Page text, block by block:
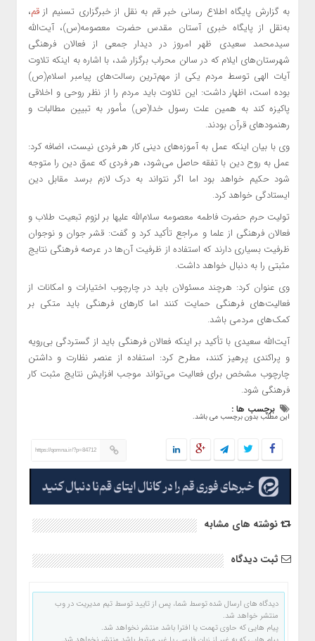
به گزارش پایگاه اطلاع رسانی خبر قم به نقل از خبرگزاری تسنیم ازقم،
به‌نقل از پایگاه خبری آستان مقدس حضرت معصومه(س)، آیت‌الله
سیدمحمد سعیدی ظهر امروز در دیدار جمعی از فعالان فرهنگی
شهرستان‌های ایلام که در سالن محراب برگزار شد، با اشاره به اینکه تلاوت
آیات الهی توسط مردم یکی از مهم‌ترین رسالت‌های پیامبر اسلام(ص)
بوده است، اظهار داشت: این تلاوت باید مردم را از نظر روحی و اخلاقی
پاکیزه کند به همین علت رسول خدا(ص) مأمور به تبیین مطالبات و
رهنمودهای قرآن بودند.
وی با بیان اینکه عمل به آموزه‌های دینی کار هر فردی نیست، اضافه کرد:
عمل به روح دین با تفقه حاصل می‌شود، هر فردی که عمق دین را متوجه
شود حکیم خواهد بود اما اگر نتواند به درک لازم برسد مقابل دین
ایستادگی خواهد کرد.
تولیت حرم حضرت فاطمه معصومه سلام‌الله علیها بر لزوم تبعیت طلاب و
فعالان فرهنگی از علما و مراجع تأکید کرد و گفت: قشر جوان و نوجوان
ظرفیت بسیاری دارند که استفاده از ظرفیت آن‌ها در عرصه فرهنگی نتایج
مثبتی را به دنبال خواهد داشت.
وی عنوان کرد: هرچند مسئولان باید در چارچوب اختیارات و امکانات از
فعالیت‌های فرهنگی حمایت کنند اما کارهای فرهنگی باید متکی بر
کمک‌های مردمی باشد.
آیت‌الله سعیدی با تأکید بر اینکه فعالان فرهنگی باید از گستردگی بی‌رویه
و پراکندی پرهیز کنند، مطرح کرد: استفاده از عنصر نظارت و داشتن
چارچوب مشخص برای فعالیت می‌تواند موجب افزایش نتایج مثبت کار
فرهنگی شود.
برچسب ها :
این مطلب بدون برچسب می باشد.
https://qomna.ir/?p=84712
نوشته های مشابه
ثبت دیدگاه
دیدگاه های ارسال شده توسط شما، پس از تایید توسط تیم مدیریت در وب
منتشر خواهد شد.
پیام هایی که حاوی تهمت یا افترا باشد منتشر نخواهد شد.